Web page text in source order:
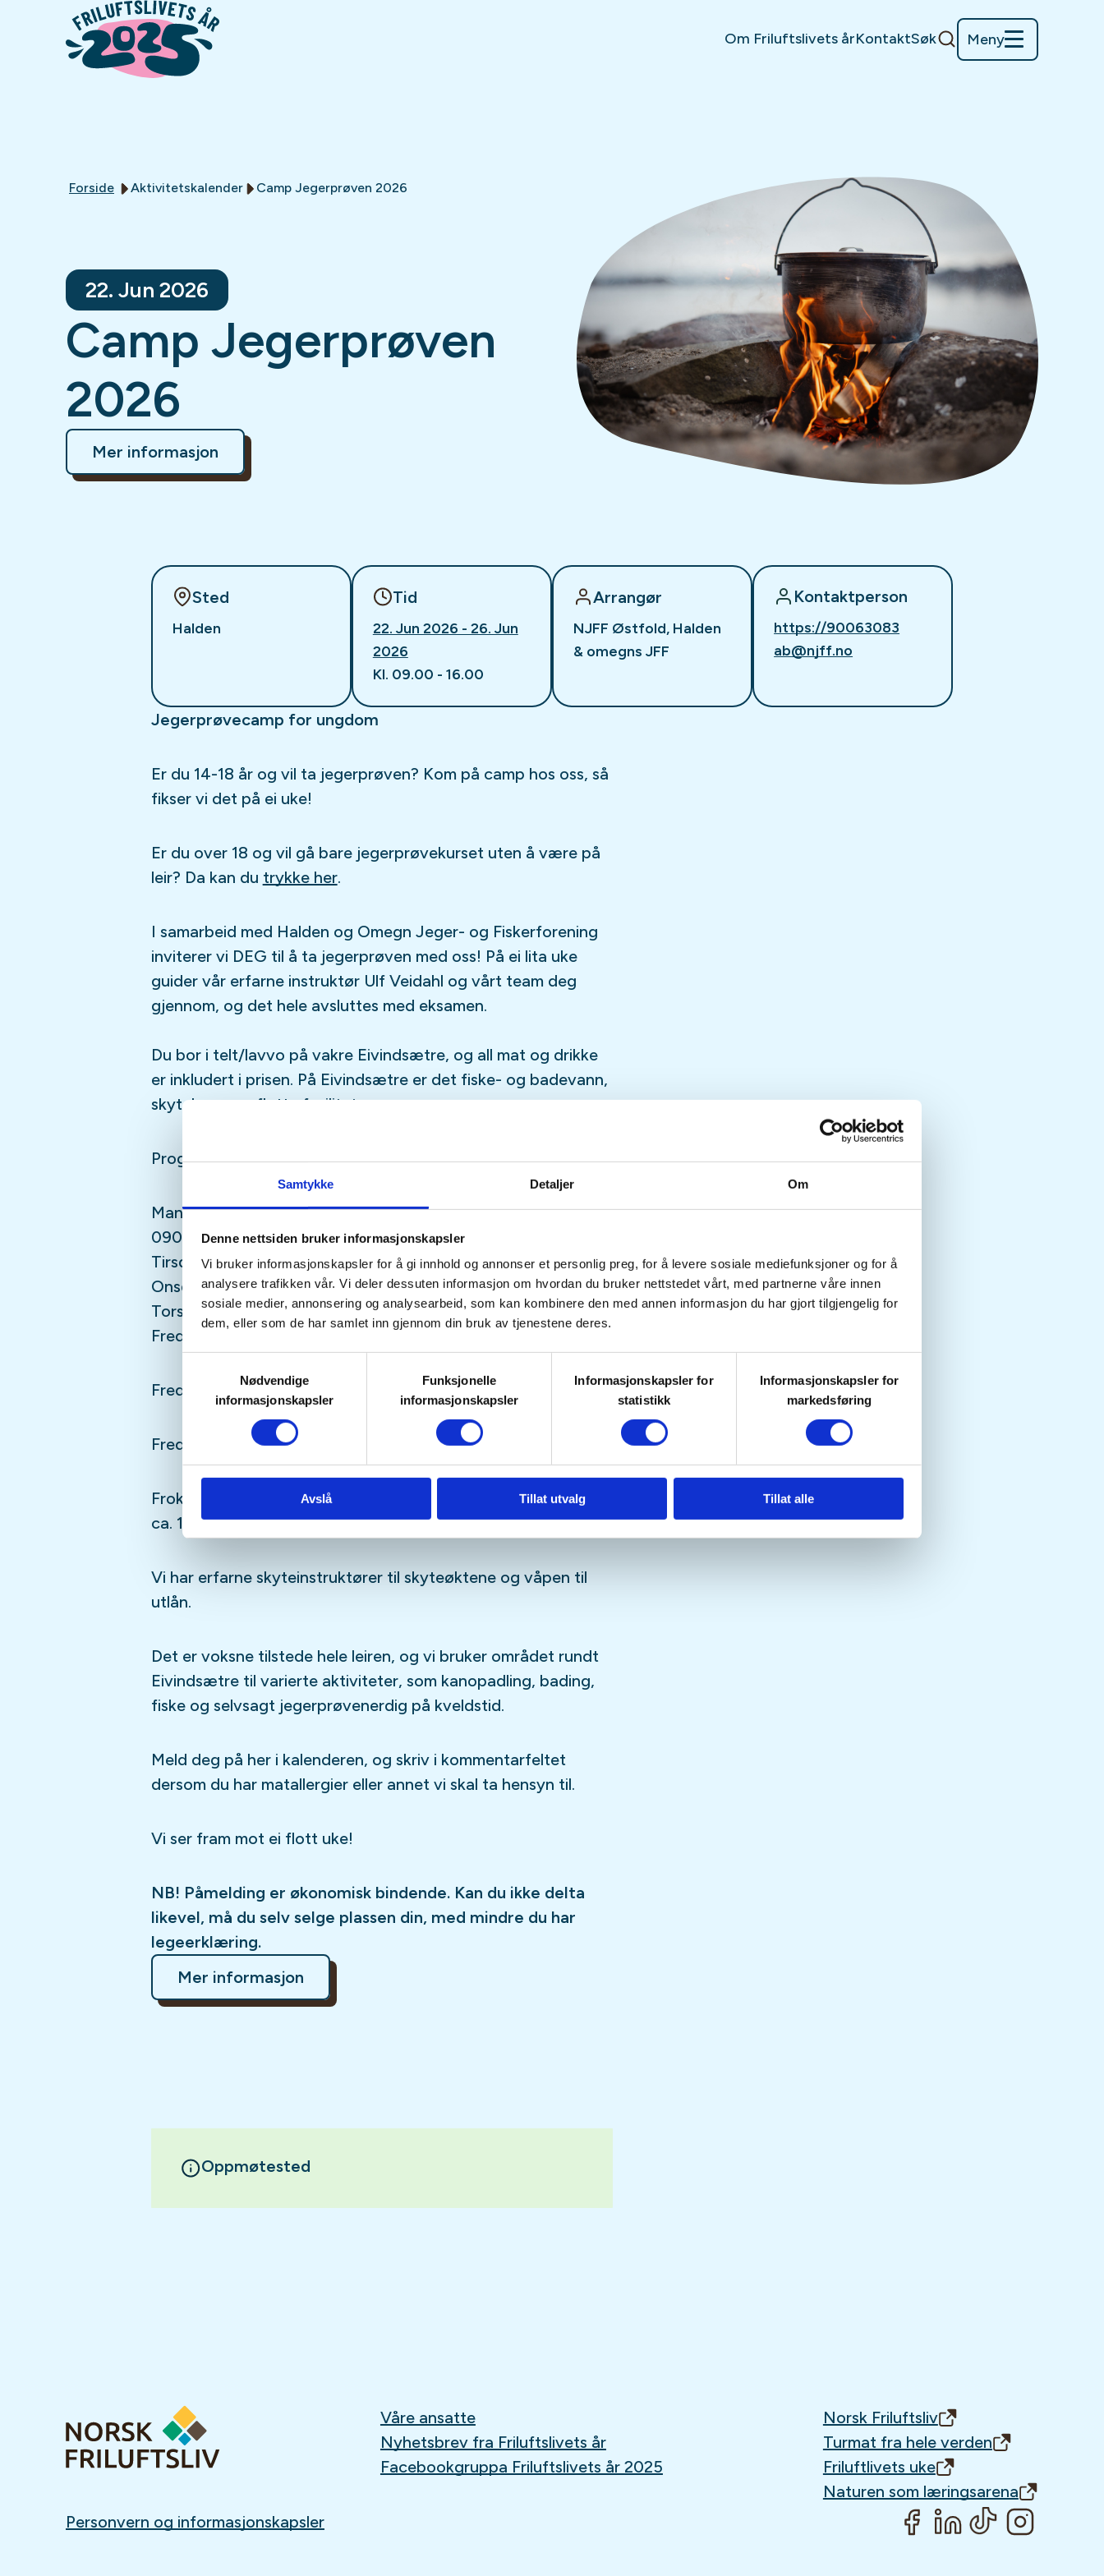
Samtykke Detaljer Om
Denne nettsiden bruker informasjonskapsler
Vi bruker informasjonskapsler for å gi innhold og annonser et personlig preg, for å levere sosiale mediefunksjoner og for å
analysere trafikken vår. Vi deler dessuten informasjon om hvordan du bruker nettstedet vårt, med partnerne våre innen
sosiale medier, annonsering og analysearbeid, som kan kombinere den med annen informasjon du har gjort tilgjengelig for
dem, eller som de har samlet inn gjennom din bruk av tjenestene deres.
Nødvendige
informasjonskapsler
Funksjonelle
informasjonskapsler
Informasjonskapsler for
statistikk
Informasjonskapsler for
markedsføring
Avslå Tillat utvalg Tillat alle
Om Friluftslivets årKontaktSøk Meny
Forside Aktivitetskalender Camp Jegerprøven 2026
22. Jun 2026
Camp Jegerprøven
2026
Mer informasjon
Sted
Halden
Tid
22. Jun 2026 - 26. Jun
2026
Kl. 09.00 - 16.00
Arrangør
NJFF Østfold, Halden
& omegns JFF
Kontaktperson
https://90063083
ab@njff.no
Jegerprøvecamp for ungdom
Er du 14-18 år og vil ta jegerprøven? Kom på camp hos oss, så
fikser vi det på ei uke!
Er du over 18 og vil gå bare jegerprøvekurset uten å være på
leir? Da kan du trykke her.
I samarbeid med Halden og Omegn Jeger- og Fiskerforening
inviterer vi DEG til å ta jegerprøven med oss! På ei lita uke
guider vår erfarne instruktør Ulf Veidahl og vårt team deg
gjennom, og det hele avsluttes med eksamen.
Du bor i telt/lavvo på vakre Eivindsætre, og all mat og drikke
er inkludert i prisen. På Eivindsætre er det fiske- og badevann,
skytebane og flotte fasiliteter.
Program:
Mandag fra 0800: Oppmøte
0900-1600: Undervisning, samling 1 og 5
Tirsdag 0900-1600: Undervisning, samling 2 og 3
Onsdag 0900-1600: Undervisning, samling 6 og 7
Torsdag 0900-1600: Undervisning, samling 4
Fredag 0900-1600: Undervisning, samling 8 og 9
Fredag 1630: Eksamen
Fredag ca 1700: Hjemreise.
Frokost tirsdag- fredag 0800-0900, lunsj 1200-1300, middag
ca. 1800.
Vi har erfarne skyteinstruktører til skyteøktene og våpen til
utlån.
Det er voksne tilstede hele leiren, og vi bruker området rundt
Eivindsætre til varierte aktiviteter, som kanopadling, bading,
fiske og selvsagt jegerprøvenerdig på kveldstid.
Meld deg på her i kalenderen, og skriv i kommentarfeltet
dersom du har matallergier eller annet vi skal ta hensyn til.
Vi ser fram mot ei flott uke!
NB! Påmelding er økonomisk bindende. Kan du ikke delta
likevel, må du selv selge plassen din, med mindre du har
legeerklæring.
Mer informasjon
Oppmøtested
Våre ansatte
Nyhetsbrev fra Friluftslivets år
Facebookgruppa Friluftslivets år 2025
Norsk Friluftsliv
Turmat fra hele verden
Friluftlivets uke
Naturen som læringsarena
Personvern og informasjonskapsler